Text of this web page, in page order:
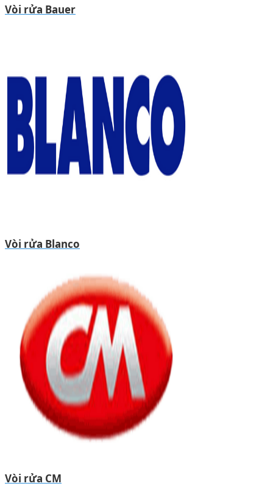
Vòi rửa Bauer
Vòi rửa Blanco
Vòi rửa CM